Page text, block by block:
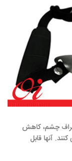
چشم، کاهش
آنها قابل